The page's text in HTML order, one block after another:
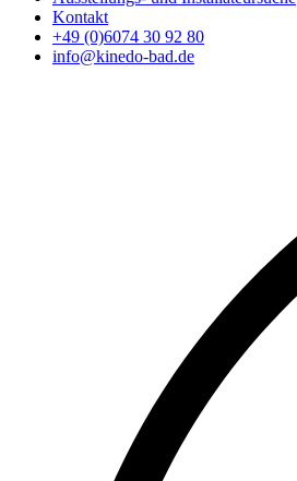
Kontakt
+49 (0)6074 30 92 80
info@kinedo-bad.de